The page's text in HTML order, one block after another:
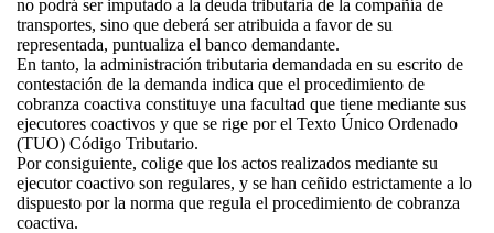
no podrá ser imputado a la deuda tributaria de la compañía de
transportes, sino que deberá ser atribuida a favor de su
representada, puntualiza el banco demandante.
En tanto, la administración tributaria demandada en su escrito de
contestación de la demanda indica que el procedimiento de
cobranza coactiva constituye una facultad que tiene mediante sus
ejecutores coactivos y que se rige por el Texto Único Ordenado
(TUO) Código Tributario.
Por consiguiente, colige que los actos realizados mediante su
ejecutor coactivo son regulares, y se han ceñido estrictamente a lo
dispuesto por la norma que regula el procedimiento de cobranza
coactiva.